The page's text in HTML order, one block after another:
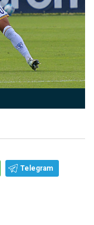
Telegram